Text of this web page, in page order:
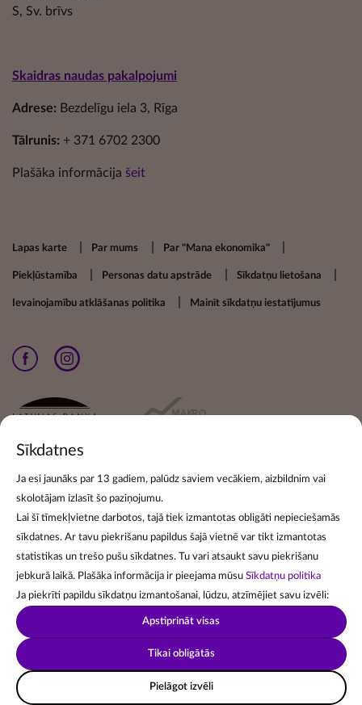
Sīkdatnes
Ja esi jaunāks par 13 gadiem, palūdz saviem vecākiem, aizbildnim vai
skolotājam izlasīt šo paziņojumu.
Lai šī tīmekļvietne darbotos, tajā tiek izmantotas obligāti nepieciešamās
sīkdatnes. Ar tavu piekrišanu papildus šajā vietnē var tikt izmantotas
statistikas un trešo pušu sīkdatnes. Tu vari atsaukt savu piekrišanu
jebkurā laikā. Plašāka informācija ir pieejama mūsu Sīkdatņu politika
Ja piekrīti papildu sīkdatņu izmantošanai, lūdzu, atzīmējiet savu izvēli:
Apstiprināt visas
Tikai obligātās
Pielāgot izvēli
S, Sv. brīvs
Skaidras naudas pakalpojumi
Adrese: Bezdelīgu iela 3, Rīga
Tālrunis: + 371 6702 2300
Plašāka informācija šeit
Footer secondary menu
Lapas karte Par mums Par "Mana ekonomika"
Piekļūstamība Personas datu apstrāde Sīkdatņu lietošana
Ievainojamību atklāšanas politika Mainīt sīkdatņu iestatījumus
Pieraksties jaunumiem
Lai pierakstītos jaunumu izsūtīšanai, norādi savu e-pasta
Piekrītu jaunumu saņemšanasnoteikumiem